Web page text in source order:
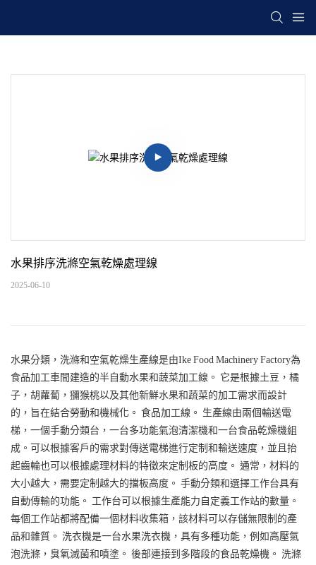
水果排序洗滌空氣乾燥處理線
2025-06-10
水果分類，洗滌和空氣乾燥生產線是由Ike Food Machinery Factory為
食品加工車間建造的半自動水果和蔬菜加工線。 它是根據土豆，橘
子，胡蘿蔔，獼猴桃以及其他新鮮水果和蔬菜的加工需求而設計
的，旨在結合勞動和機械化。 食品加工線。 生產線由兩個輸送電
梯，一個手動分類台，一台多功能氣泡清潔機和一台食品乾燥機組
成。可以根據客戶的需求對傳送電梯進行定制和輸送速度，並且抬
起齒輪也可以根據處理材料的特徵來定制板的高度。 通常，材料的
大小越大，需要定制越大的擋板高度。 手動分類和選擇工作台具有
自動傳輸的功能。 工作台可以根據生產能力自定義工作站的數量。
每個工作站都將配備一個材料收集箱，該材料可以存儲無限制的產
品和雜質。 洗衣機是一台水果洗衣機，具有多種功能，例如高壓氣
泡洗滌，臭氧滅菌和噴塗。 後部連接到多階段的食品乾燥機。 洗滌